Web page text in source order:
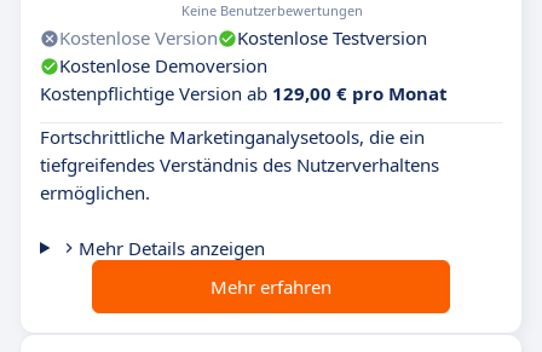
Keine Benutzerbewertungen
Kostenlose Version
Kostenlose Testversion
Kostenlose Demoversion
Kostenpflichtige Version ab 129,00 € pro Monat
Fortschrittliche Marketinganalysetools, die ein
tiefgreifendes Verständnis des Nutzerverhaltens
ermöglichen.
Mehr Details anzeigen
Mehr erfahren